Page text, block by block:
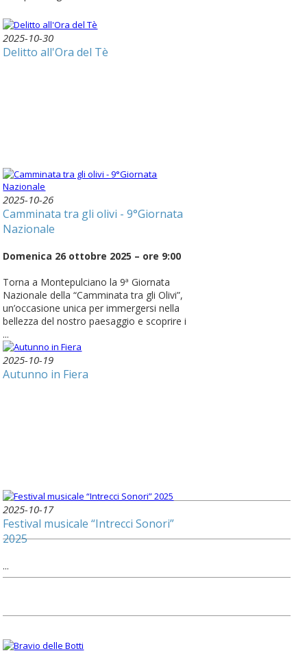
2025-10-30
Delitto all'Ora del Tè
2025-10-26
Camminata tra gli olivi - 9°Giornata
Nazionale
Domenica 26 ottobre 2025 – ore 9:00
Torna a Montepulciano la 9ª Giornata
Nazionale della “Camminata tra gli Olivi”,
un’occasione unica per immergersi nella
bellezza del nostro paesaggio e scoprire i
...
2025-10-19
Autunno in Fiera
2025-10-17
Festival musicale “Intrecci Sonori”
2025
...